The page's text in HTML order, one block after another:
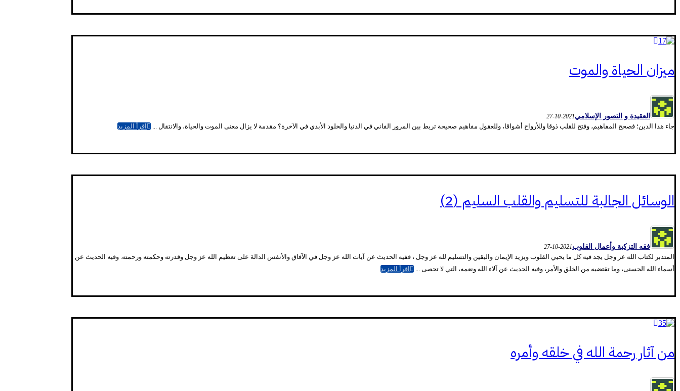
ميزان الحياة والموت
العقيدة و التصور الإسلامي2021-10-27
جاء هذا الدين؛ فصحح المفاهيم، وفتح للقلب ذوقا وللأرواح أشواقا، وللعقول مفاهيم صحيحة تربط بين المرور الفاني في الدنيا والخلود الأبدي في الآخرة؟ مقدمة لا يزال معنى الموت والحياة، والانتقال ... اقرأ المزيد
الوسائل الجالبة للتسليم والقلب السليم (2)
فقه التزكية وأعمال القلوب2021-10-27
المتدبر لكتاب الله عز وجل يجد فيه كل ما يحيي القلوب ويزيد الإيمان واليقين والتسليم لله عز وجل ، ففيه الحديث عن آيات الله عز وجل في الآفاق والأنفس الدالة على تعظيم الله عز وجل وقدرته وحكمته ورحمته. وفيه الحديث عن
أسماء الله الحسنی، وما تقتضيه من الخلق والأمر، وفيه الحديث عن آلاء الله ونعمه، التي لا تحصى ...
اقرأ المزيد
من آثار رحمة الله في خلقه وأمره